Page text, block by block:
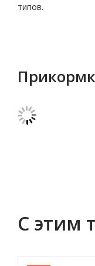
типов.
С этим